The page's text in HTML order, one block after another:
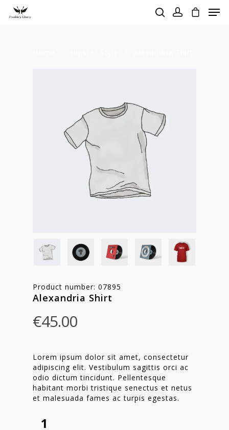
Product number: 07895
Alexandria Shirt
€45.00
Lorem ipsum dolor sit amet, consectetur
adipiscing elit. Vestibulum sagittis orci ac
odio dictum tincidunt. Pellentesque
habitant morbi tristique senectus et netus
et malesuada fames ac turpis egestas.